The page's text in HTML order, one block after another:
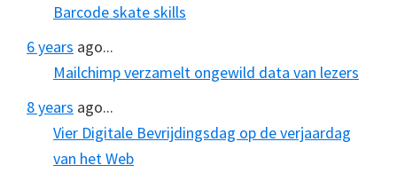
Barcode skate skills
6 years ago...
Mailchimp verzamelt ongewild data van lezers
8 years ago...
Vier Digitale Bevrijdingsdag op de verjaardag
van het Web